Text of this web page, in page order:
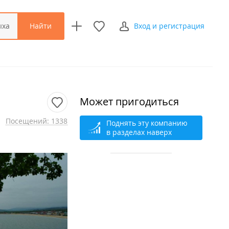
Найти Вход и регистрация
Посещений: 1338
Может пригодиться
Поднять эту компанию
в разделах наверх